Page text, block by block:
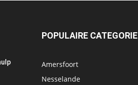
POPULAIRE CATEGORIE
Amersfoort
Nesselande